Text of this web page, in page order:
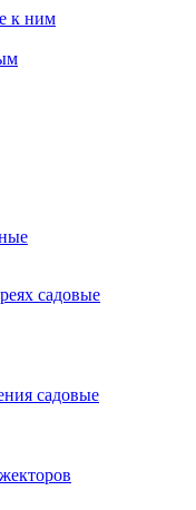
к ним
садовые
садовые